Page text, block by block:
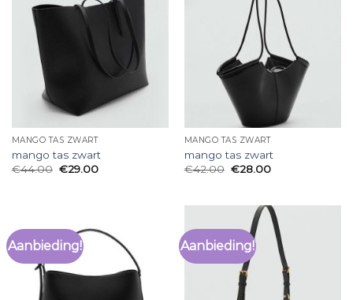
MANGO TAS ZWART
mango tas zwart
€44.00 €29.00
MANGO TAS ZWART
mango tas zwart
€42.00 €28.00
Aanbieding! Aanbieding!